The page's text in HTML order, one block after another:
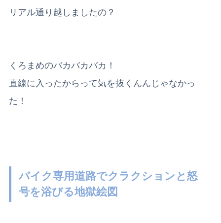
リアル通り越しましたの？
くろまめのバカバカバカ！
直線に入ったからって気を抜くんんじゃなかっ
た！
バイク専用道路でクラクションと怒
号を浴びる地獄絵図